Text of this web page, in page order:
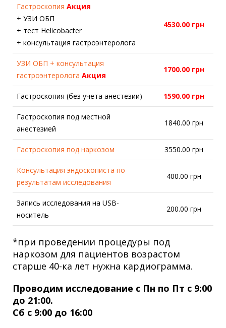
Гастроскопия Акция
+ УЗИ ОБП
+ тест Helicobacter
+ консультация гастроэнтеролога
4530.00 грн
УЗИ ОБП + консультация
гастроэнтеролога Акция
1700.00 грн
Гастроскопия (без учета анестезии) 1590.00 грн
Гастроскопия под местной
анестезией
1840.00 грн
Гастроскопия под наркозом 3550.00 грн
Консультация эндоскописта по
результатам исследования
400.00 грн
Запись исследования на USB-
носитель
200.00 грн
*при проведении процедуры под
наркозом для пациентов возрастом
старше 40-ка лет нужна кардиограмма.
Проводим исследование с Пн по Пт с 9:00
до 21:00.
Сб с 9:00 до 16:00